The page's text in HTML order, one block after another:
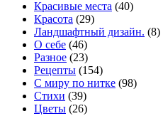
Красивые места (40)
Красота (29)
Ландшафтный дизайн. (8)
О себе (46)
Разное (23)
Рецепты (154)
С миру по нитке (98)
Стихи (39)
Цветы (26)